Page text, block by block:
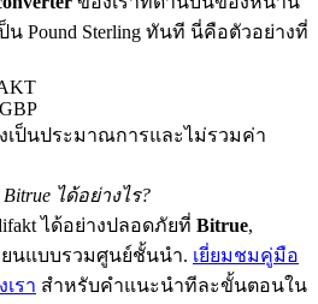
500,000 USDT
Carnival
33,333 USDT Bonus
น Pound Sterling ทันที นี่คือตัวอย่างที่
เป็นประมาณการและไม่รวมค่า
ได้อย่างไร?
ได้อย่างปลอดภัยที่ Bitrue,
นแบบรวมศูนย์ชั้นนำ. เยี่ยมชมคู่มือ
รา สำหรับคำแนะนำทีละขั้นตอนใน